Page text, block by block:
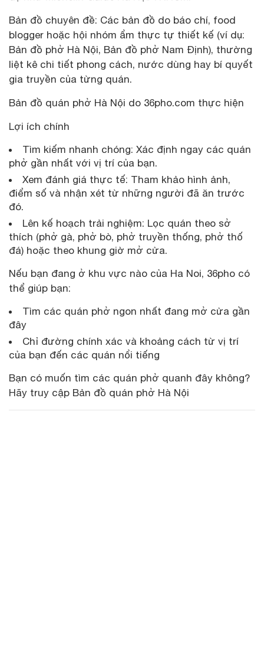
Bản đồ chuyên đề: Các bản đồ do báo chí, food
blogger hoặc hội nhóm ẩm thực tự thiết kế (ví dụ:
Bản đồ phở Hà Nội, Bản đồ phở Nam Định), thường
liệt kê chi tiết phong cách, nước dùng hay bí quyết
gia truyền của từng quán.
Bản đồ quán phở Hà Nội do 36pho.com thực hiện
Lợi ích chính
Tìm kiếm nhanh chóng: Xác định ngay các quán
phở gần nhất với vị trí của bạn.
Xem đánh giá thực tế: Tham khảo hình ảnh,
điểm số và nhận xét từ những người đã ăn trước
đó.
Lên kế hoạch trải nghiệm: Lọc quán theo sở
thích (phở gà, phở bò, phở truyền thống, phở thố
đá) hoặc theo khung giờ mở cửa.
Nếu bạn đang ở khu vực nào của Ha Noi, 36pho có
thể giúp bạn:
Tìm các quán phở ngon nhất đang mở cửa gần
đây
Chỉ đường chính xác và khoảng cách từ vị trí
của bạn đến các quán nổi tiếng
Bạn có muốn tìm các quán phở quanh đây không?
Hãy truy cập Bản đồ quán phở Hà Nội